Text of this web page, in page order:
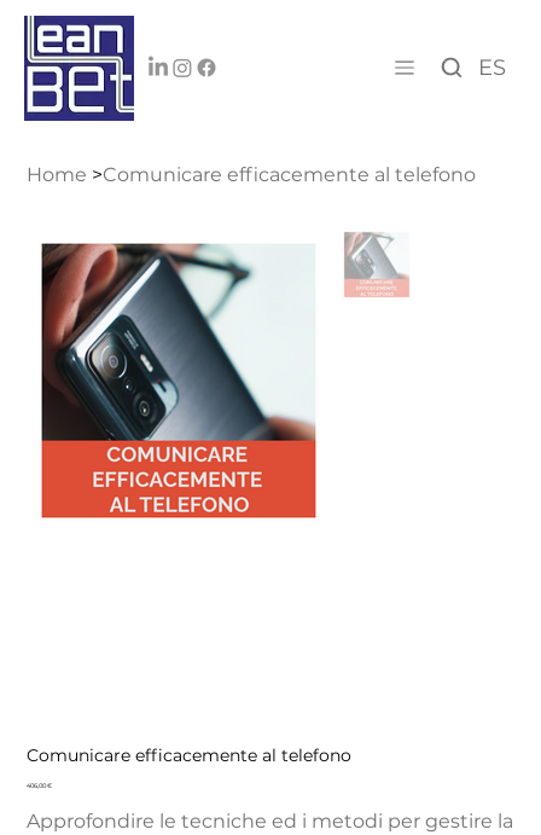
ES
Home >Comunicare efficacemente al telefono
Comunicare efficacemente al telefono
Precio
406,00 €
Approfondire le tecniche ed i metodi per gestire la